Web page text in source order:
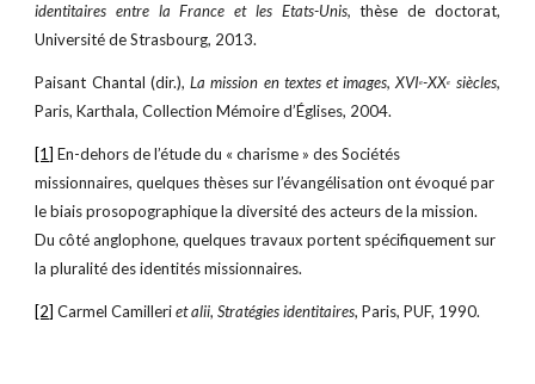
identitaires entre la France et les Etats-Unis, thèse de doctorat,
Université de Strasbourg, 2013.
Paisant Chantal (dir.),La mission en textes et images, XVIe-XXe
siècles,
Paris, Karthala, Collection Mémoire d’Églises, 2004.
[1] En-dehors de l’étude du « charisme » des Sociétés
missionnaires, quelques thèses sur l’évangélisation ont évoqué par
le biais prosopographique la diversité des acteurs de la mission.
Du côté anglophone, quelques travaux portent spécifiquement sur
la pluralité des identités missionnaires.
[2] Carmel Camilleri et alii, Stratégies identitaires, Paris, PUF, 1990.